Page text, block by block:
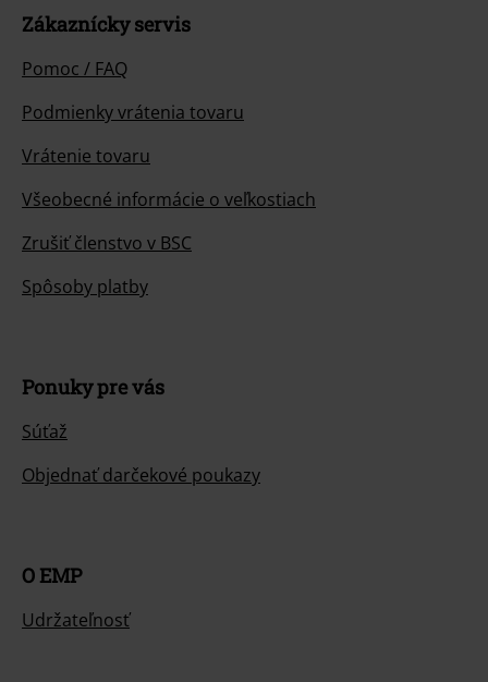
Zákaznícky servis
Pomoc / FAQ
Podmienky vrátenia tovaru
Vrátenie tovaru
Všeobecné informácie o veľkostiach
Zrušiť členstvo v BSC
Spôsoby platby
Ponuky pre vás
Súťaž
Objednať darčekové poukazy
O EMP
Udržateľnosť